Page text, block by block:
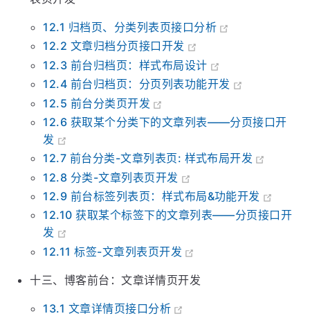
十二、博客前台：归档列表页、分类列表页、标签列
表页开发
12.1 归档页、分类列表页接口分析
12.2 文章归档分页接口开发
12.3 前台归档页：样式布局设计
12.4 前台归档页：分页列表功能开发
12.5 前台分类页开发
12.6 获取某个分类下的文章列表——分页接口开
发
12.7 前台分类-文章列表页: 样式布局开发
12.8 分类-文章列表页开发
12.9 前台标签列表页：样式布局&功能开发
12.10 获取某个标签下的文章列表——分页接口开
发
12.11 标签-文章列表页开发
十三、博客前台：文章详情页开发